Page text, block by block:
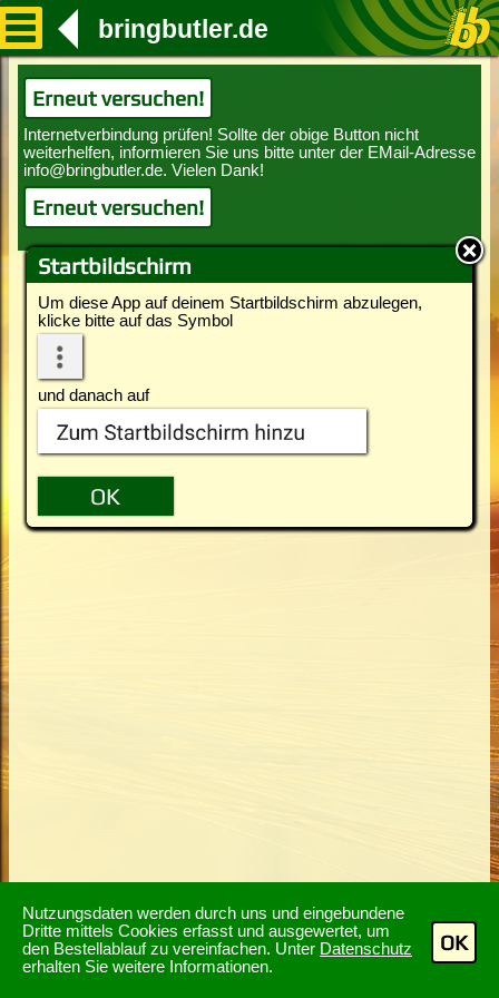
Nutzungsdaten werden durch uns und eingebundene
Dritte mittels Cookies erfasst und ausgewertet, um
den Bestellablauf zu vereinfachen. Unter Datenschutz
erhalten Sie weitere Informationen.
OK
Startbildschirm
Um diese App auf deinem Startbildschirm abzulegen,
klicke bitte auf das Symbol
und danach auf
bringbutler.de
Erneut versuchen!
Erneut versuchen!